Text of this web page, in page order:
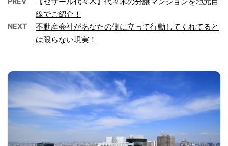
線でご紹介！
NEXT
不動産会社があなたの側に立って行動してくれてると
は限らない現実！